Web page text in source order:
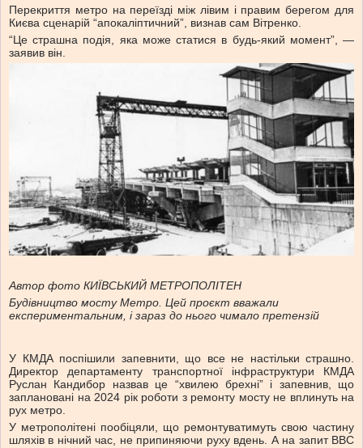
Перекриття метро на переїзді між лівим і правим берегом для
Києва сценарій “апокаліптичний”, визнав сам Вітренко.
“Це страшна подія, яка може статися в будь-який момент”, —
заявив він.
Автор фото КИЇВСЬКИЙ МЕТРОПОЛІТЕН
Будівництво мосту Метро. Цей проєкт вважали
експериментальним, і зараз до нього чимало претензій
У КМДА поспішили запевнити, що все не настільки страшно.
Директор департаменту транспортної інфраструктури КМДА
Руслан Кандибор назвав це “хвилею брехні” і запевнив, що
заплановані на 2024 рік роботи з ремонту мосту не вплинуть на
рух метро.
У метрополітені пообіцяли, що ремонтуватимуть свою частину
шляхів в нічний час, не припиняючи руху вдень. А на запит ВВС